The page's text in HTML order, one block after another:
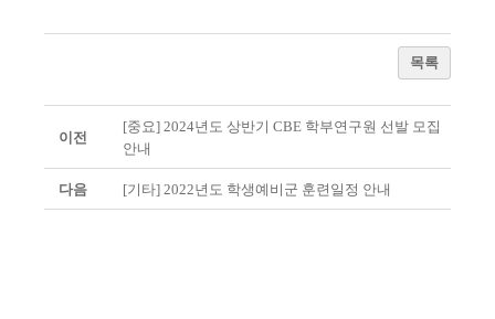
목록
이전
[중요] 2024년도 상반기 CBE 학부연구원 선발 모집
안내
다음 [기타] 2022년도 학생예비군 훈련일정 안내